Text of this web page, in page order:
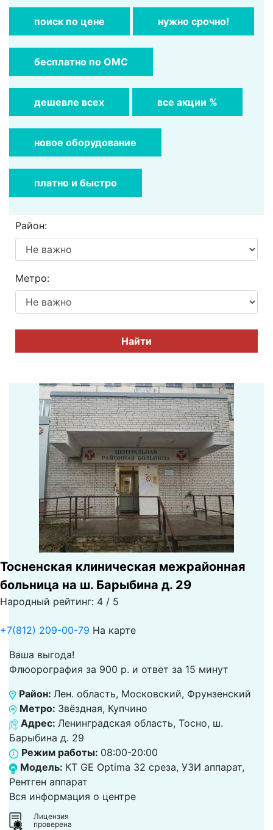
поиск по цене нужно срочно!
бесплатно по ОМС
дешевле всех все акции %
новое оборудование
платно и быстро
Район:
Метро:
Найти
Тосненская клиническая межрайонная
больница на ш. Барыбина д. 29
Народный рейтинг: 4 / 5
+7(812) 209-00-79 На карте
Ваша выгода!
Флюорография за 900 р. и ответ за 15 минут
Район: Лен. область, Московский, Фрунзенский
Метро: Звёздная, Купчино
Адрес: Ленинградская область, Тосно, ш.
Барыбина д. 29
Режим работы: 08:00-20:00
Модель: КТ GE Optima 32 среза, УЗИ аппарат,
Рентген аппарат
Вся информация о центре
Лицензия
проверена